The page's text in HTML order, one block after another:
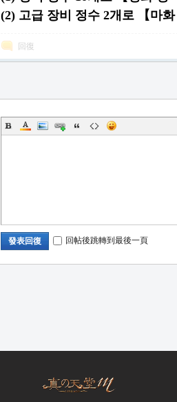
(2) 고급 장비 정수 2개로 【마
回復
發表回復 回帖後跳轉到最後一頁